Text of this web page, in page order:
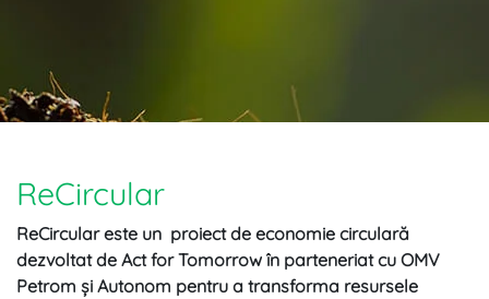
ReCircular
ReCircular este un proiect de economie circulară
dezvoltat de Act for Tomorrow în parteneriat cu OMV
Petrom și Autonom pentru a transforma resursele